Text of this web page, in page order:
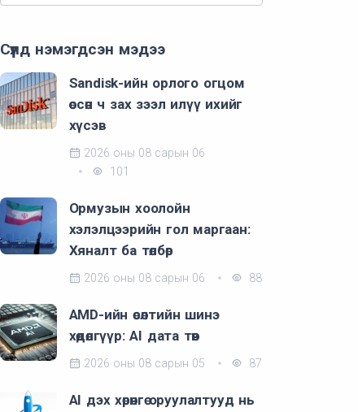
Сүүлд нэмэгдсэн мэдээ
Sandisk-ийн орлого огцом
өссөн ч зах зээл илүү ихийг
хүсэв
2026 оны 08 сарын 06
101
Ормузын хоолойн
хэлэлцээрийн гол маргаан:
Хяналт ба төлбөр
2026 оны 08 сарын 06 88
AMD-ийн өсөлтийн шинэ
хөдөлгүүр: AI дата төв
2026 оны 08 сарын 05 87
AI дэх хөрөнгө оруулалтууд нь